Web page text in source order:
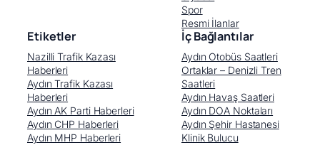
Spor
Resmi İlanlar
Etiketler
Nazilli Trafik Kazası
Haberleri
Aydın Trafik Kazası
Haberleri
Aydın AK Parti Haberleri
Aydın CHP Haberleri
Aydın MHP Haberleri
İç Bağlantılar
Aydın Otobüs Saatleri
Ortaklar – Denizli Tren
Saatleri
Aydın Havaş Saatleri
Aydın DOA Noktaları
Aydın Şehir Hastanesi
Klinik Bulucu